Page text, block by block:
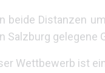
beide Distanzen
Salzburg gelegene
Wettbewerb ist